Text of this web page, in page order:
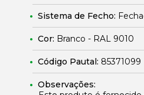
Sistema de Fecho:
Cor: Branco - RAL 9010
Código Pautal: 85371099
Observações: